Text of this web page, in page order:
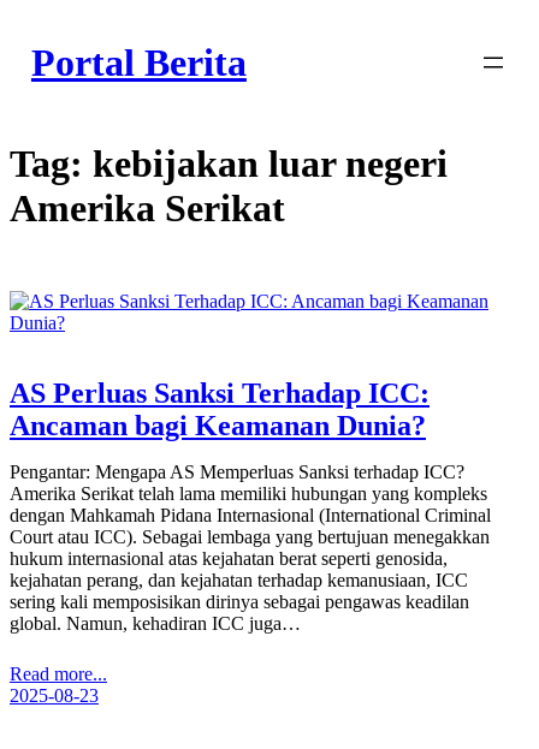
content
Portal Berita
Tag: kebijakan luar negeri
Amerika Serikat
AS Perluas Sanksi Terhadap ICC:
Ancaman bagi Keamanan Dunia?
Pengantar: Mengapa AS Memperluas Sanksi terhadap ICC?
Amerika Serikat telah lama memiliki hubungan yang kompleks
dengan Mahkamah Pidana Internasional (International Criminal
Court atau ICC). Sebagai lembaga yang bertujuan menegakkan
hukum internasional atas kejahatan berat seperti genosida,
kejahatan perang, dan kejahatan terhadap kemanusiaan, ICC
sering kali memposisikan dirinya sebagai pengawas keadilan
global. Namun, kehadiran ICC juga…
Read more...
2025-08-23